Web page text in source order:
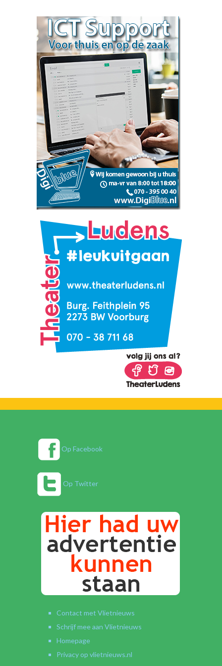
Op Facebook
Op Twitter
Contact met Vlietnieuws
Schrijf mee aan Vlietnieuws
Homepage
Privacy op vlietnieuws.nl